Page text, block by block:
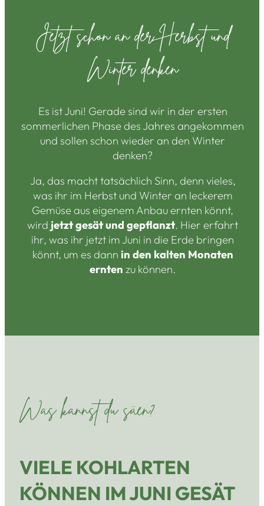
Jetzt schon an der Herbst und
Winter denken
Es ist Juni! Gerade sind wir in der ersten
sommerlichen Phase des Jahres angekommen
und sollen schon wieder an den Winter
denken?
Ja, das macht tatsächlich Sinn, denn vieles,
was ihr im Herbst und Winter an leckerem
Gemüse aus eigenem Anbau ernten könnt,
wird jetzt gesät und gepflanzt. Hier erfahrt
ihr, was ihr jetzt im Juni in die Erde bringen
könnt, um es dann in den kalten Monaten
ernten zu können.
Was kannst du säen?
VIELE KOHLARTEN
KÖNNEN IM JUNI GESÄT